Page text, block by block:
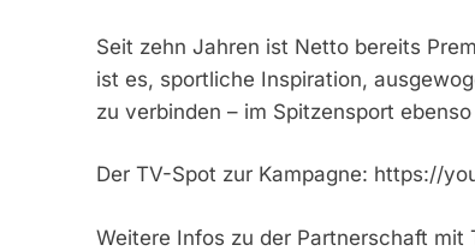
Seit zehn Jahren ist Netto bereits
ist es, sportliche Inspiration,
zu verbinden – im Spitzensport
Der TV-Spot zur Kampagne: https://
Weitere Infos zu der Partnerschaft